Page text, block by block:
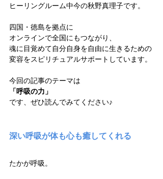
ヒーリングルーム中今の秋野真理子です。
四国・徳島を拠点に
オンラインで全国にもつながり、
魂に目覚めて自分自身を自由に生きるための
変容をスピリチュアルサポートしています。
今回の記事のテーマは
「呼吸の力」
です、ぜひ読んでみてください♪
深い呼吸が体も心も癒してくれる
たかが呼吸。